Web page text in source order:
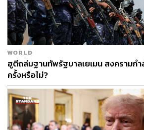
หนึ่งในท่าเรือสำคัญคือท่าเรือเจเบล อา
ดูไบ ของสหรัฐอาหรับเอมิเรตส์ (UAE)
ขนส่งท่าเรือน้ำลึกขนาดใหญ่ของภูมิภา
การเปลี่ยนไปใช้ท่าเรือเจดดาห์ของซาอุ
แม้จะต้องอ้อมผ่านเส้นทางทะเลแดงก็ตาม
อย่างไรก็ตาม ท่าเรือหลายแห่งยังไม่สาม
สินค้าขนาดใหญ่ได้เต็มประสิทธิภาพ ส่ง
แออัด ขณะที่การขนส่งภายในประเทศยั
ทำให้ต้นทุนโดยรวมยังอยู่ในระดับสูง
WORLD
ฮูตีถล่มฐานทัพรัฐบาลเยเมน สงครามกำ
ครั้งหรือไม่?